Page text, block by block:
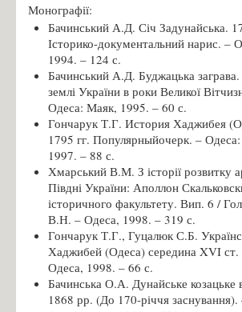
Монографії:
Бачинський А.Д. Січ Задунайська.
Історико-документальний нарис. –
1994. – 124 с.
Бачинський А.Д. Буджацька
землі України в роки Великої
Одеса: Маяк, 1995. – 60 с.
Гончарук Т.Г. История Хаджибея
1795 гг. Популярныйочерк. –
1997. – 88 с.
Хмарський В.М. З історії розвитку
Півдні України: Аполлон
історичного факультету. Вип. 6 /
В.Н. – Одеса, 1998. – 319 с.
Гончарук Т.Г., Гуцалюк С.Б.
Хаджибей (Одеса) середина XVI ст.
Одеса, 1998. – 66 с.
Бачинська О.А. Дунайське козацьке
1868 рр. (До 170-річчя